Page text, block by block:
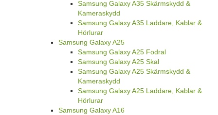
Samsung Galaxy A35 Skärmskydd &
Kameraskydd
Samsung Galaxy A35 Laddare, Kablar &
Hörlurar
Samsung Galaxy A25
Samsung Galaxy A25 Fodral
Samsung Galaxy A25 Skal
Samsung Galaxy A25 Skärmskydd &
Kameraskydd
Samsung Galaxy A25 Laddare, Kablar &
Hörlurar
Samsung Galaxy A16